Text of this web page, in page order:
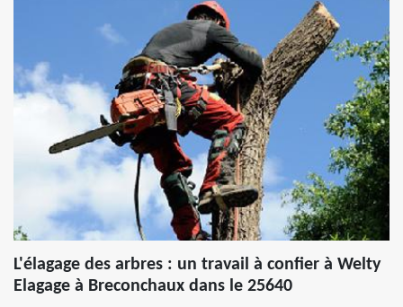
L'élagage des arbres : un travail à confier à Welty
Elagage à Breconchaux dans le 25640